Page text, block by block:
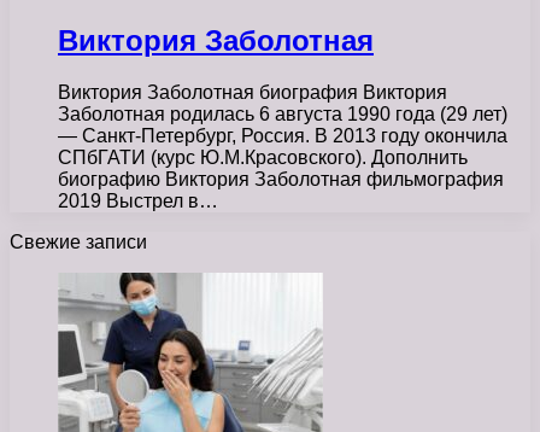
Виктория Заболотная
Виктория Заболотная биография Виктория
Заболотная родилась 6 августа 1990 года (29 лет)
— Санкт-Петербург, Россия. В 2013 году окончила
СПбГАТИ (курс Ю.М.Красовского). Дополнить
биографию Виктория Заболотная фильмография
2019 Выстрел в…
Свежие записи